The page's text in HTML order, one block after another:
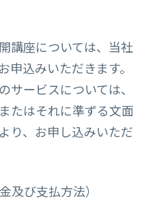
講座については、当社
申込みいただきます。
サービスについては、
たはそれに準ずる文面
り、お申し込みいただ
及び支払方法）